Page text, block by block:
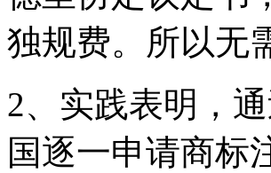
独规费。所以无
2、实践表明，
国逐一申请商标